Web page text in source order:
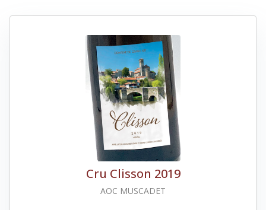
Cru Clisson 2019
AOC MUSCADET